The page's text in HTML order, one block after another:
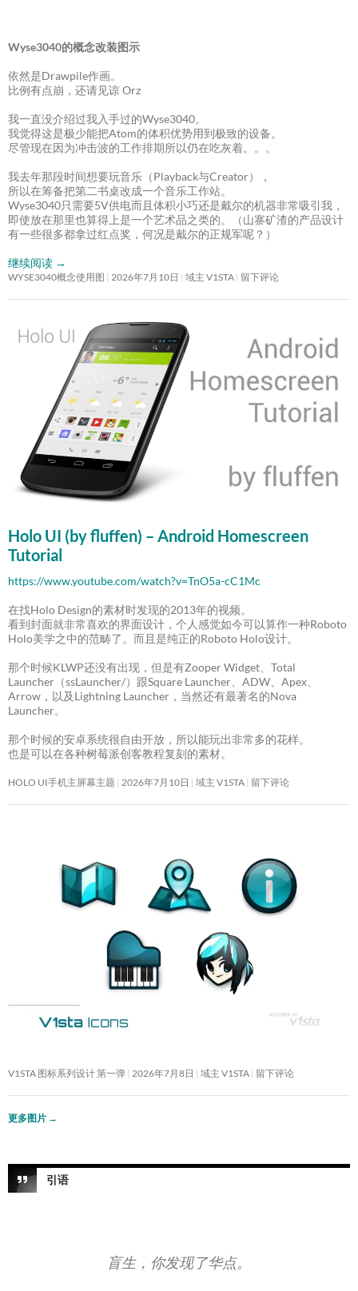
Wyse3040的概念改装图示
依然是Drawpile作画。
比例有点崩，还请见谅 Orz
我一直没介绍过我入手过的Wyse3040。
我觉得这是极少能把Atom的体积优势用到极致的设备。
尽管现在因为冲击波的工作排期所以仍在吃灰着。。。
我去年那段时间想要玩音乐（Playback与Creator），
所以在筹备把第二书桌改成一个音乐工作站。
Wyse3040只需要5V供电而且体积小巧还是戴尔的机器非常吸引我，
即使放在那里也算得上是一个艺术品之类的。（山寨矿渣的产品设计
有一些很多都拿过红点奖，何况是戴尔的正规军呢？）
继续阅读 →
WYSE3040概念使用图 2026年7月10日 域主 V1STA 留下评论
Holo UI (by fluffen) – Android Homescreen
Tutorial
https://www.youtube.com/watch?v=TnO5a-cC1Mc
在找Holo Design的素材时发现的2013年的视频。
看到封面就非常喜欢的界面设计，个人感觉如今可以算作一种Roboto
Holo美学之中的范畴了。而且是纯正的Roboto Holo设计。
那个时候KLWP还没有出现，但是有Zooper Widget、Total
Launcher（ssLauncher/）跟Square Launcher、ADW、Apex、
Arrow，以及Lightning Launcher，当然还有最著名的Nova
Launcher。
那个时候的安卓系统很自由开放，所以能玩出非常多的花样。
也是可以在各种树莓派创客教程复刻的素材。
HOLO UI手机主屏幕主题 2026年7月10日 域主 V1STA 留下评论
V1STA 图标系列设计 第一弹 2026年7月8日 域主 V1STA 留下评论
更多图片 →
引语
盲生，你发现了华点。